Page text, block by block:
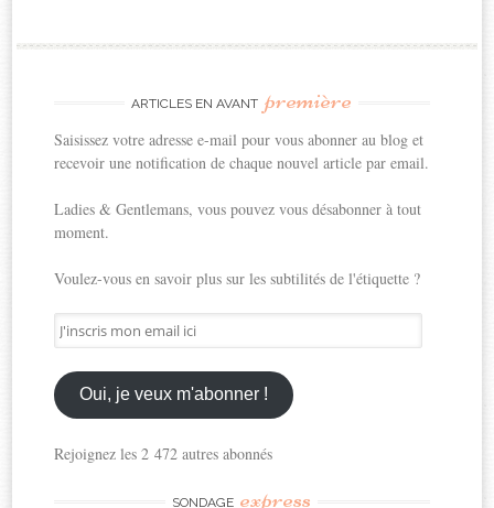
ARTICLES EN AVANT première
Saisissez votre adresse e-mail pour vous abonner au blog et
recevoir une notification de chaque nouvel article par email.
Ladies & Gentlemans, vous pouvez vous désabonner à tout
moment.
Voulez-vous en savoir plus sur les subtilités de l'étiquette ?
J'inscris
mon
email
ici
Oui, je veux m'abonner !
Rejoignez les 2 472 autres abonnés
SONDAGE express